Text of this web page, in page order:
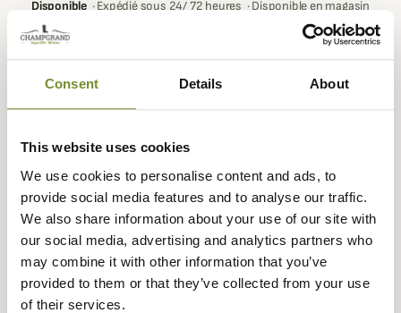
Consent Details About
This website uses cookies
We use cookies to personalise content and ads, to
provide social media features and to analyse our traffic.
We also share information about your use of our site with
our social media, advertising and analytics partners who
may combine it with other information that you’ve
provided to them or that they’ve collected from your use
of their services.
Disponible·Expédié sous 24/ 72 heures ·Disponible en magasin
Ajouter au panier
programme de fidélité. Votre panier totalisera
Expédié dans
la journée
Échange ou
retour sous
90 jours
Paiement
sécurisé
Paiement en
3 fois dès 100
euros